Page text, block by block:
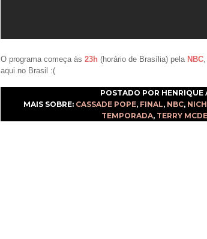
O programa começa às 23h (horário de Brasília) pela NBC
aqui no Brasil :(
POSTADO POR HENRIQUE
MAIS SOBRE: CASSADE POPE, FINAL, NBC,
TEMPORADA, TERRY